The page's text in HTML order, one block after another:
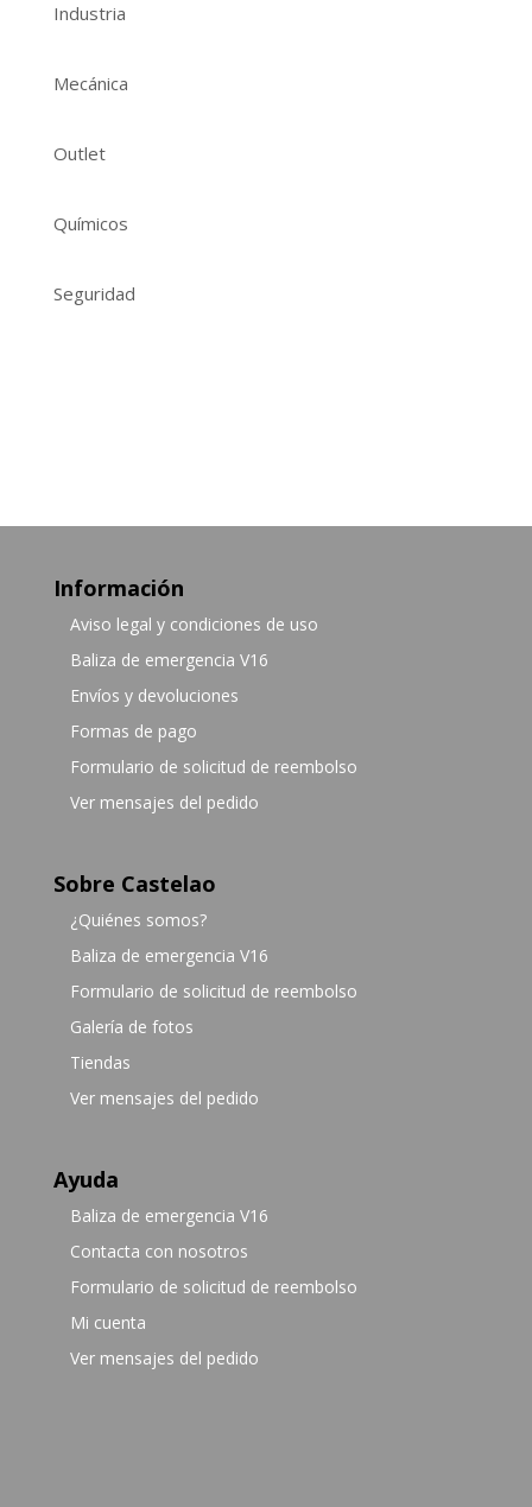
Industria
Mecánica
Outlet
Químicos
Seguridad
Información
Aviso legal y condiciones de uso
Baliza de emergencia V16
Envíos y devoluciones
Formas de pago
Formulario de solicitud de reembolso
Ver mensajes del pedido
Sobre Castelao
¿Quiénes somos?
Baliza de emergencia V16
Formulario de solicitud de reembolso
Galería de fotos
Tiendas
Ver mensajes del pedido
Ayuda
Baliza de emergencia V16
Contacta con nosotros
Formulario de solicitud de reembolso
Mi cuenta
Ver mensajes del pedido